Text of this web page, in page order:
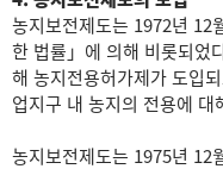
농지보전제도는 1972년 12
한 법률」에 의해 비롯되었
해 농지전용허가제가 도입
업지구 내 농지의 전용에
농지보전제도는 1975년 12